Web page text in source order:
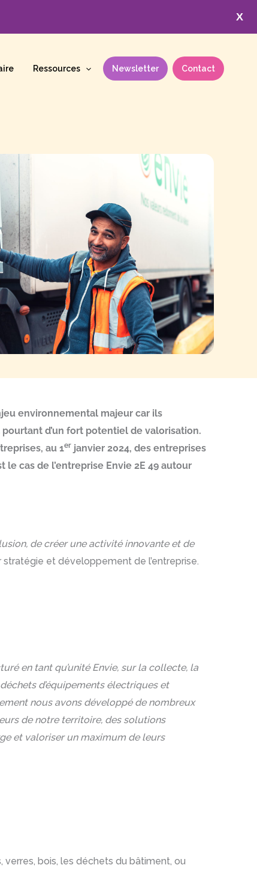
X
Ressources Newsletter Contact
environnemental majeur car ils
d’un fort potentiel de valorisation.
au 1er janvier 2024, des entreprises
cas de l’entreprise Envie 2E 49 autour
de créer une activité innovante et de
et développement de l’entreprise.
en tant qu’unité Envie, sur la collecte, la
d’équipements électriques et
nous avons développé de nombreux
de notre territoire, des solutions
et valoriser un maximum de leurs
verres, bois, les déchets du bâtiment, ou